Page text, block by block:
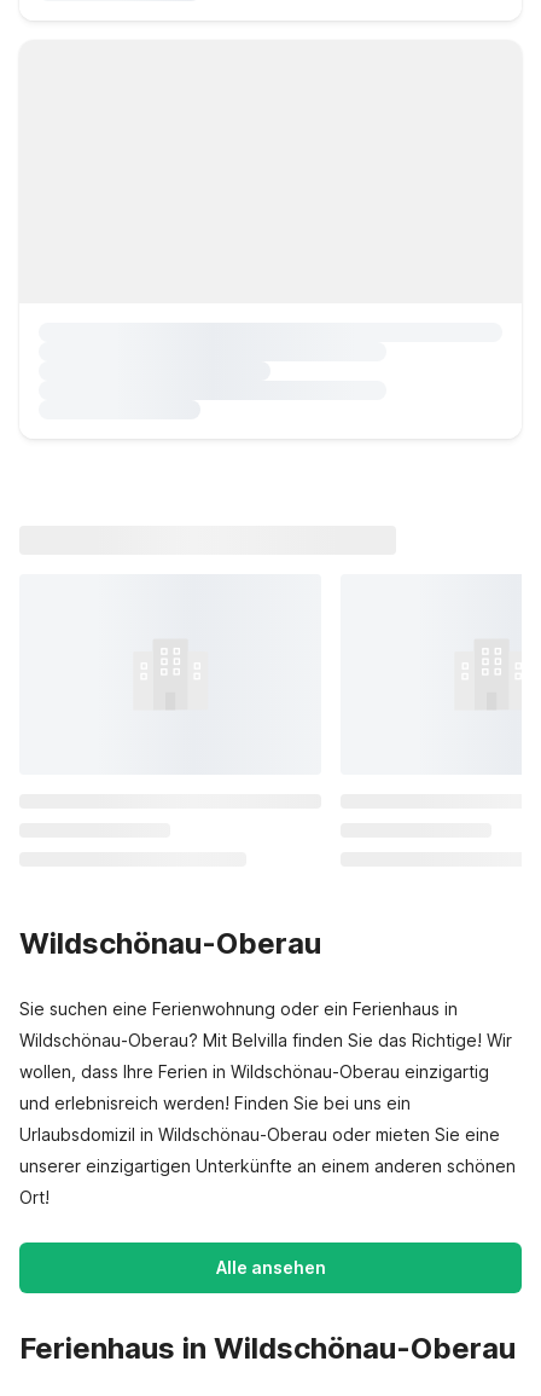
Wildschönau-Oberau
Sie suchen eine Ferienwohnung oder ein Ferienhaus in
Wildschönau-Oberau? Mit Belvilla finden Sie das Richtige! Wir
wollen, dass Ihre Ferien in Wildschönau-Oberau einzigartig
und erlebnisreich werden! Finden Sie bei uns ein
Urlaubsdomizil in Wildschönau-Oberau oder mieten Sie eine
unserer einzigartigen Unterkünfte an einem anderen schönen
Ort!
Alle ansehen
Ferienhaus in Wildschönau-Oberau